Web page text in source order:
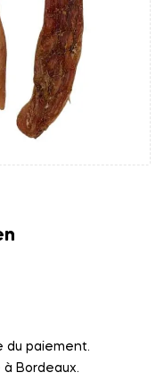
du paiement.
Bordeaux.